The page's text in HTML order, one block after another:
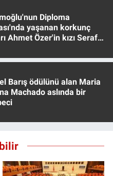
Diploma
yaşanan korkunç
Ahmet Özer'in kızı Seraf
Barış ödülünü alan Maria
Machado aslında bir